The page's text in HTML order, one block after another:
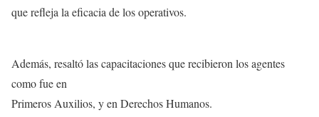
que refleja la eficacia de los operativos.
Además, resaltó las capacitaciones que recibieron los agentes
como fue en
Primeros Auxilios, y en Derechos Humanos.